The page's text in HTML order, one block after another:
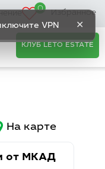
VPN ✕
0 Избранное
КЛУБ LETO ESTATE
На карте
от МКАД